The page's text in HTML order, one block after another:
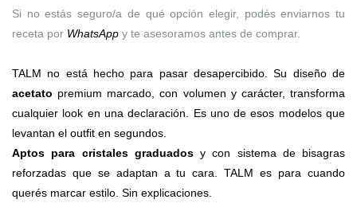
Si no estás seguro/a de qué opción elegir, podés enviarnos tu
receta por WhatsApp y te asesoramos antes de comprar.
TALM no está hecho para pasar desapercibido. Su diseño de
acetato premium marcado, con volumen y carácter, transforma
cualquier look en una declaración. Es uno de esos modelos que
levantan el outfit en segundos.
Aptos para cristales graduadosy con sistema de bisagras
reforzadas que se adaptan a tu cara. TALM es para cuando
querés marcar estilo. Sin explicaciones.